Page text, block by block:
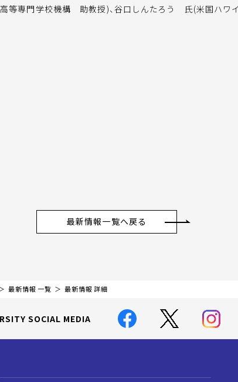
等専門学校機構 助教授)、谷口しんたろう 氏(米国ハワ
最新情報一覧へ戻る
最新情報 一覧 最新情報 詳細
SOCIAL MEDIA